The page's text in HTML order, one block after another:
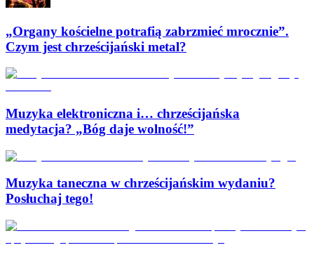
„Organy kościelne potrafią zabrzmieć mrocznie”.
Czym jest chrześcijański metal?
Muzyka elektroniczna i… chrześcijańska
medytacja? „Bóg daje wolność!”
Muzyka taneczna w chrześcijańskim wydaniu?
Posłuchaj tego!